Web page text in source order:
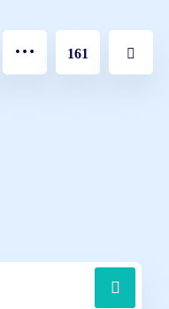
… 161